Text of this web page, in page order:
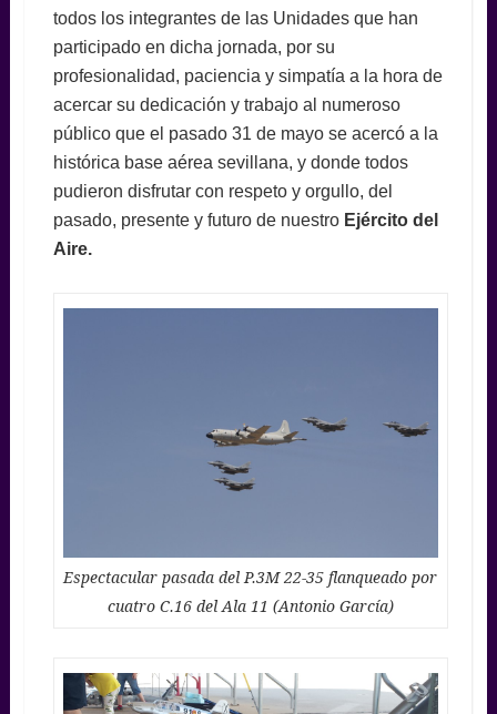
todos los integrantes de las Unidades que han
participado en dicha jornada, por su
profesionalidad, paciencia y simpatía a la hora de
acercar su dedicación y trabajo al numeroso
público que el pasado 31 de mayo se acercó a la
histórica base aérea sevillana, y donde todos
pudieron disfrutar con respeto y orgullo, del
pasado, presente y futuro de nuestro Ejército del
Aire.
Espectacular pasada del P.3M 22-35 flanqueado por
cuatro C.16 del Ala 11 (Antonio García)